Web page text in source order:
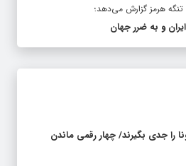
تنگه هرمز گزارش می‌دهد؛
و به ضرر جهان
را جدی بگیرند/ چهار رقمی ماندن